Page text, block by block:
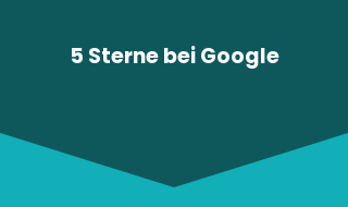
5 Sterne beiGoogle